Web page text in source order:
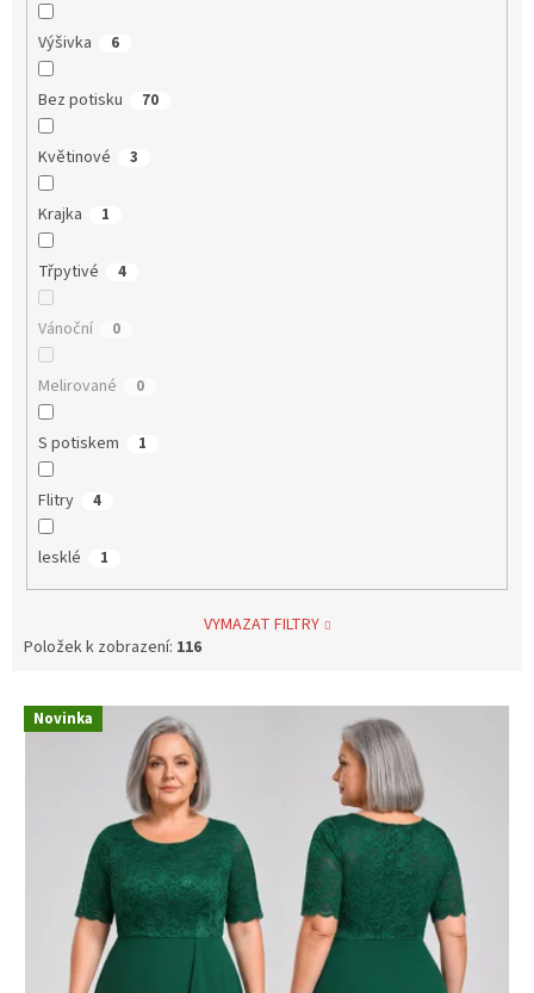
Výšivka 6
Bez potisku 70
Květinové 3
Krajka 1
Třpytivé 4
Vánoční 0
Melirované 0
S potiskem 1
Flitry 4
lesklé 1
VYMAZAT FILTRY
Položek k zobrazení: 116
V Novinka